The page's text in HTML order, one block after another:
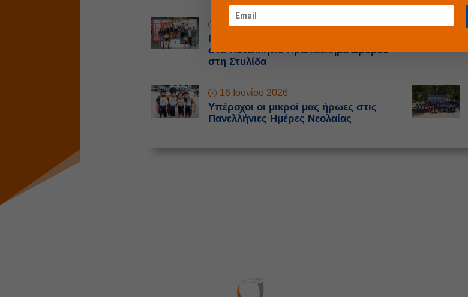
25 Ιουνίου 2026
Πέντε μετάλλια για τους αθλητές μας
στο Πανελλήνιο Πρωτάθλημα Δρόμου
στη Στυλίδα
16 Ιουνίου 2026
Υπέροχοι οι μικροί μας ήρωες στις
Πανελλήνιες Ημέρες Νεολαίας